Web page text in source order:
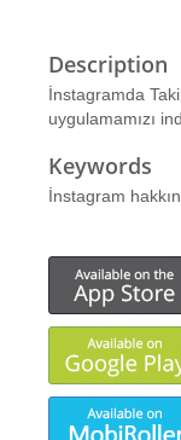
Description
İnstagramda
uygulamamızı
Keywords
İnstagram